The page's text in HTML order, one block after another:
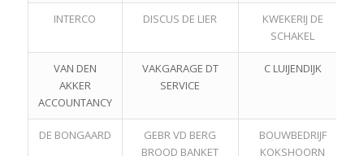
INTERCO DISCUS DE LIER
KWEKERIJ DE
SCHAKEL
VAN DEN
AKKER
ACCOUNTANCY
VAKGARAGE DT
SERVICE
C LUIJENDIJK
DE BONGAARD
GEBR VD BERG
BROOD BANKET
BOUWBEDRIJF
KOKSHOORN